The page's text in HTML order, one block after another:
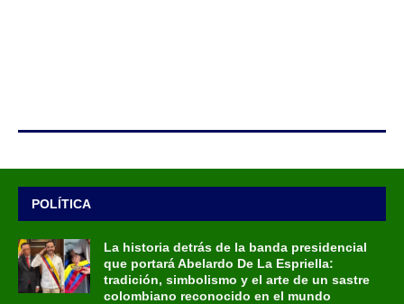
POLÍTICA
La historia detrás de la banda presidencial
que portará Abelardo De La Espriella:
tradición, simbolismo y el arte de un sastre
colombiano reconocido en el mundo